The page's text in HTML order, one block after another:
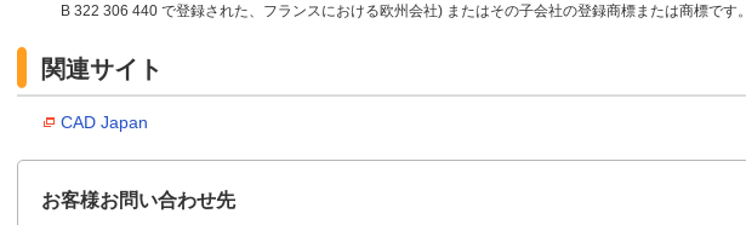
B 322 306 440 で登録された、フランスにおける欧州会社) またはその子会社の登録商標または商標です。
関連サイト
CAD Japan
お客様お問い合わせ先